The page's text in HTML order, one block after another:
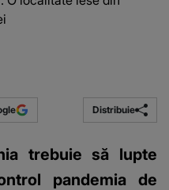
Distribuie
trebuie să lupte
pandemia de